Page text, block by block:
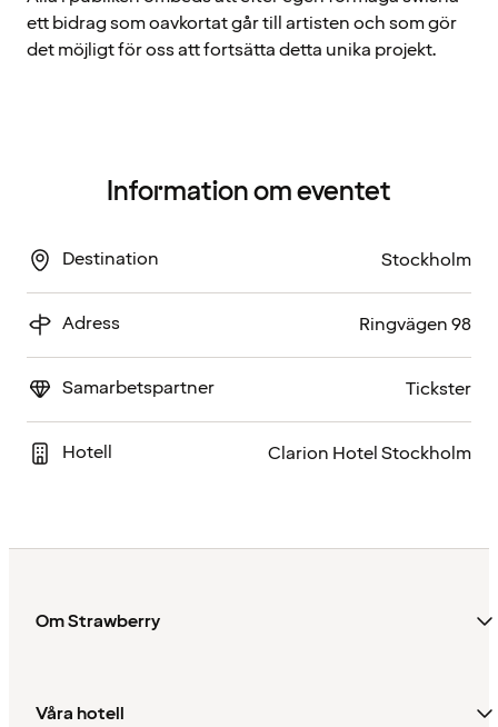
ett bidrag som oavkortat går till artisten och som gör
det möjligt för oss att fortsätta detta unika projekt.
Information om eventet
Destination Stockholm
Adress Ringvägen 98
Samarbetspartner Tickster
Hotell Clarion Hotel Stockholm
Om Strawberry
Våra hotell